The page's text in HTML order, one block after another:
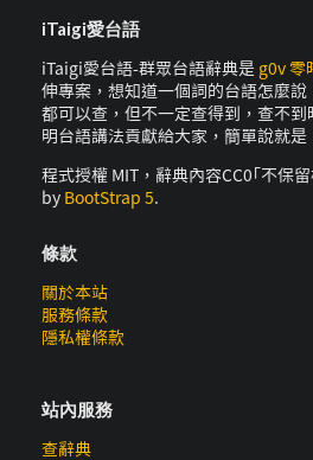
iTaigi愛台語
iTaigi愛台語-群眾台語辭典是 g0v 零
伸專案，想知道一個詞的台語怎麼
都可以查，但不一定查得到，查不
明台語講法貢獻給大家，簡單說就是
程式授權 MIT，辭典內容CC0｢不保
by BootStrap 5.
條款
關於本站
服務條款
隱私權條款
站內服務
查辭典